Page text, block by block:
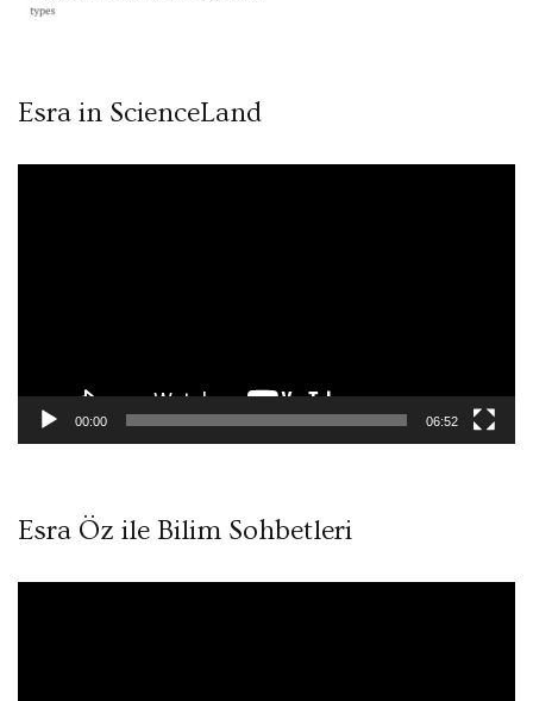
Esra in ScienceLand
00:00 06:52
Esra Öz ile Bilim Sohbetleri